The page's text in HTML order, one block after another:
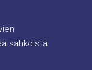
sähköistä